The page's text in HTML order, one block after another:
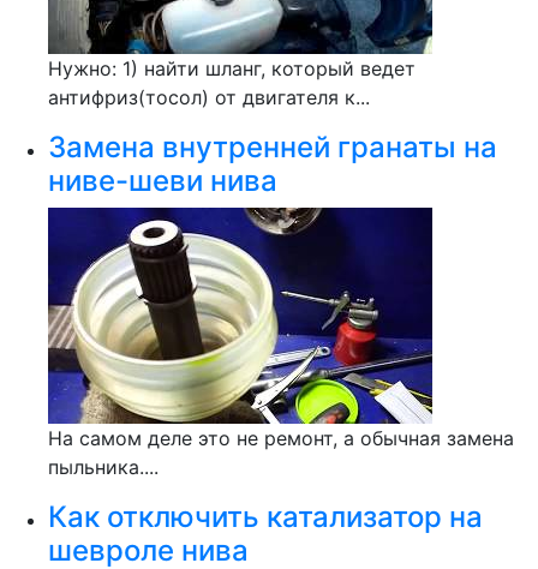
Нужно: 1) найти шланг, который ведет
антифриз(тосол) от двигателя к...
Замена внутренней гранаты на
ниве-шеви нива
На самом деле это не ремонт, а обычная замена
пыльника....
Как отключить катализатор на
шевроле нива